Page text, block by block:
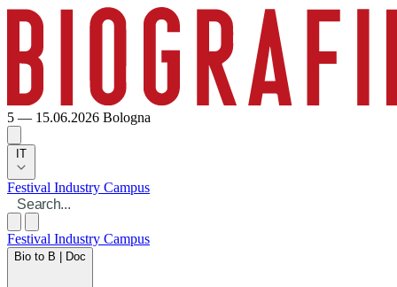
5 — 15.06.2026 Bologna
IT
Festival Industry Campus
Festival Industry Campus
Bio to B | Doc